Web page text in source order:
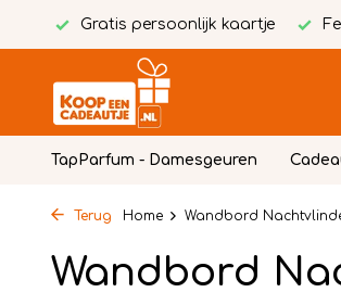
Gratis persoonlijk kaartje
TapParfum - Damesgeuren
Terug Home Wandbord
Wandbord